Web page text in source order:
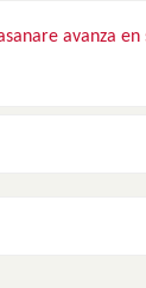
avanza